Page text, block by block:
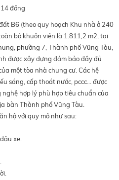
đồng
B6 (theo quy hoạch Khu nhà ở 240
bộ khuôn viên là 1.811,2 m2, tại
phường 7, Thành phố Vũng Tàu,
được xây dựng đảm bảo đầy đủ
một tòa nhà chung cư. Các hệ
sáng, cấp thoát nước, pccc… được
hợp lý phù hợp tiêu chuẩn của
bàn Thành phố Vũng Tàu.
hộ với quy mô như sau:
xe.